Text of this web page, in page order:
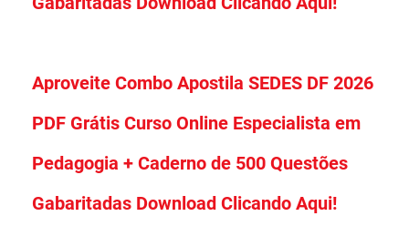
Aproveite Combo Apostila SEDES DF 2026
PDF Grátis Curso Online Especialista em
Pedagogia + Caderno de 500 Questões
Gabaritadas Download Clicando Aqui!